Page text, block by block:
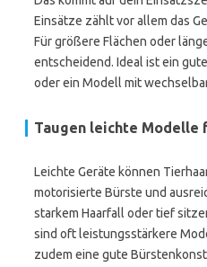
Einsätze zählt vor allem das
Für größere Flächen oder
entscheidend. Ideal ist ein
oder ein Modell mit
Taugen leichte Modelle
Leichte Geräte können
motorisierte Bürste und
starkem Haarfall oder tief
sind oft leistungsstärkere
zudem eine gute